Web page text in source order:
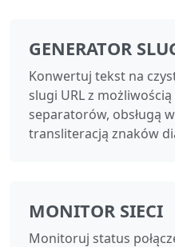
GENERATOR
Konwertuj tekst na
slugi URL z
separatorów, obsługą
transliteracją znaków
MONITOR SIECI
Monitoruj status